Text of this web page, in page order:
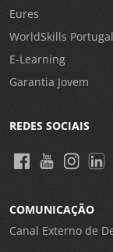
Eures
WorldSkills Portugal
E-Learning
Garantia Jovem
REDES SOCIAIS
COMUNICAÇÃO
Canal Externo de